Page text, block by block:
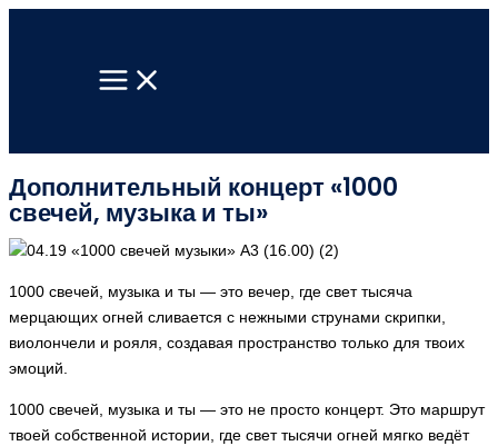
содержимому
Дополнительный концерт «1000
свечей, музыка и ты»
1000 свечей, музыка и ты — это вечер, где свет тысяча
мерцающих огней сливается с нежными струнами скрипки,
виолончели и рояля, создавая пространство только для твоих
эмоций.
1000 свечей, музыка и ты — это не просто концерт. Это маршрут
твоей собственной истории, где свет тысячи огней мягко ведёт